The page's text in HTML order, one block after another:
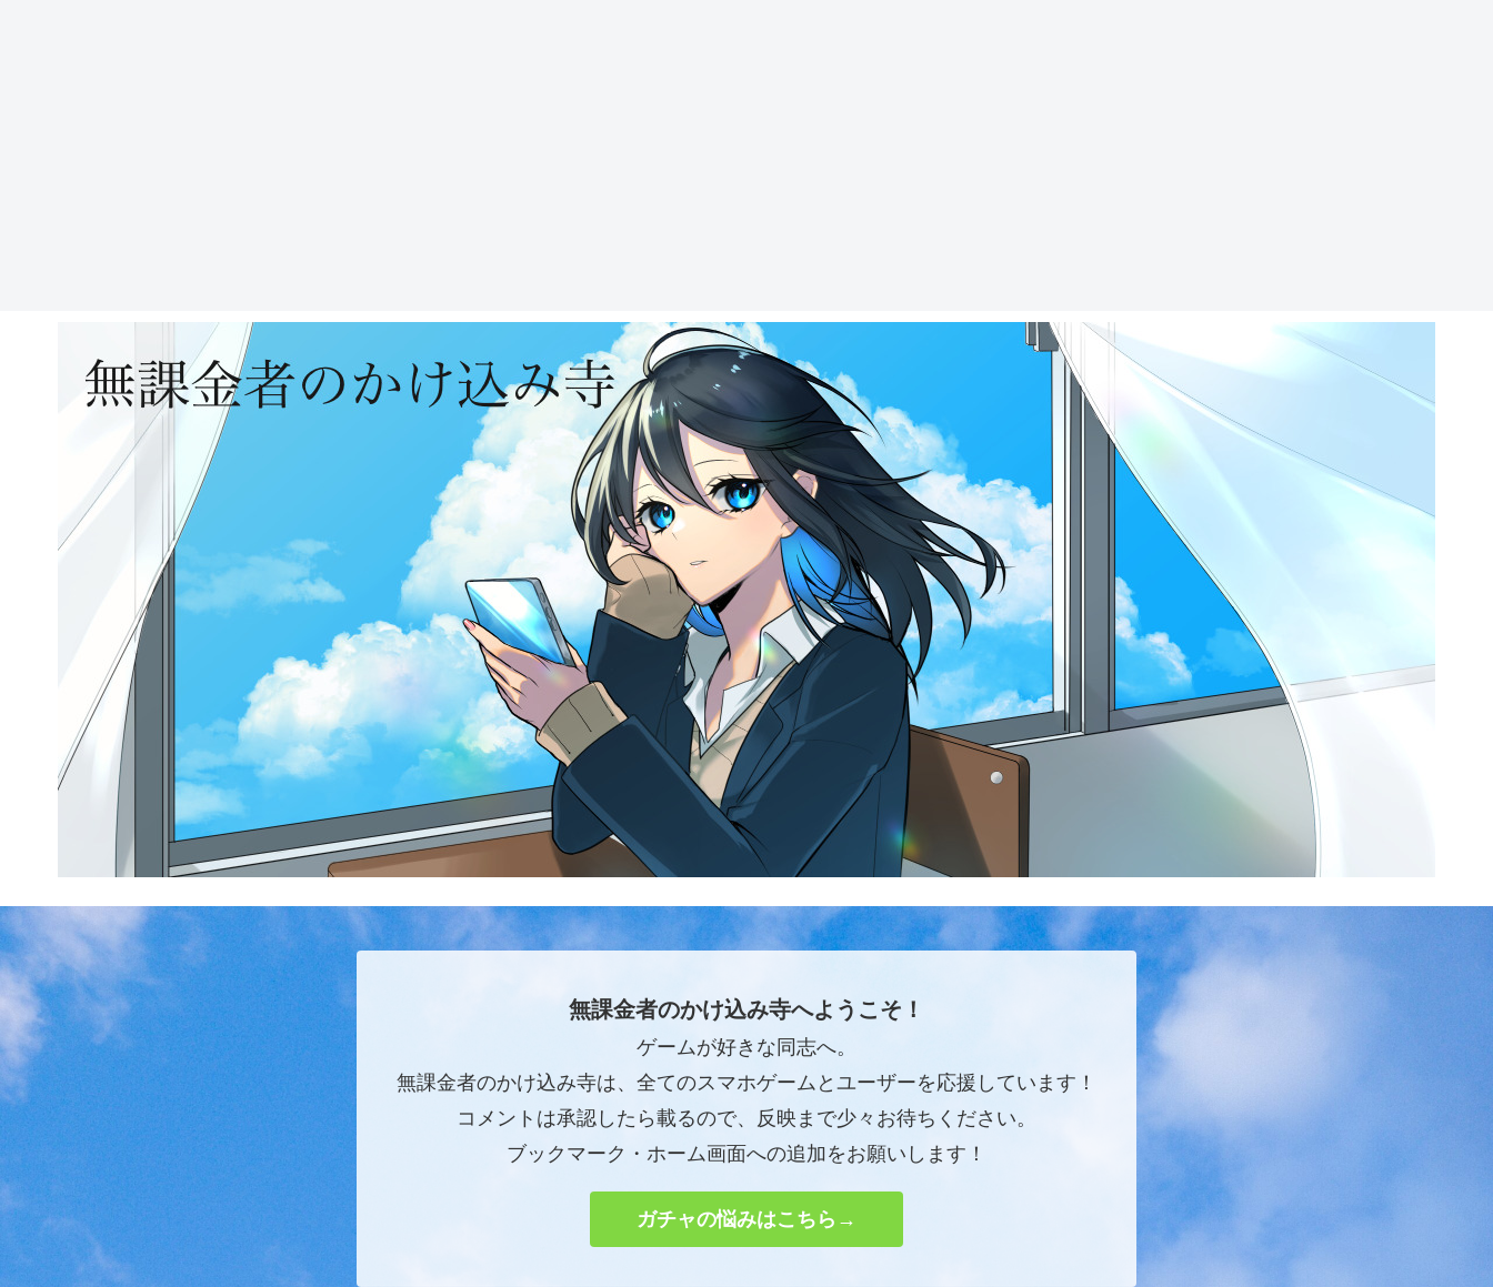
無課金者のかけ込み寺へようこそ！
ゲームが好きな同志へ。
無課金者のかけ込み寺は、全てのスマホゲームとユーザーを応援しています！
コメントは承認したら載るので、反映まで少々お待ちください。
ブックマーク・ホーム画面への追加をお願いします！
ガチャの悩みはこちら→